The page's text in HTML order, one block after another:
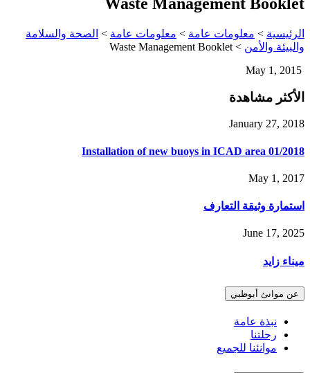
الرئيسية > معلومات عامة > معلومات عامة > الصحة والسلامة
والبيئة والأمن >
Waste Management Booklet
الأكثر مشاهدة
January 27, 2018
01/2018 Installation of new buoys in ICAD area
May 1, 2017
استمارة وثيقة التعارف
June 17, 2025
ميناء زايد
عن موانئ أبوظبي
نبذة عامة
رحلتنا
موانئنا للجميع